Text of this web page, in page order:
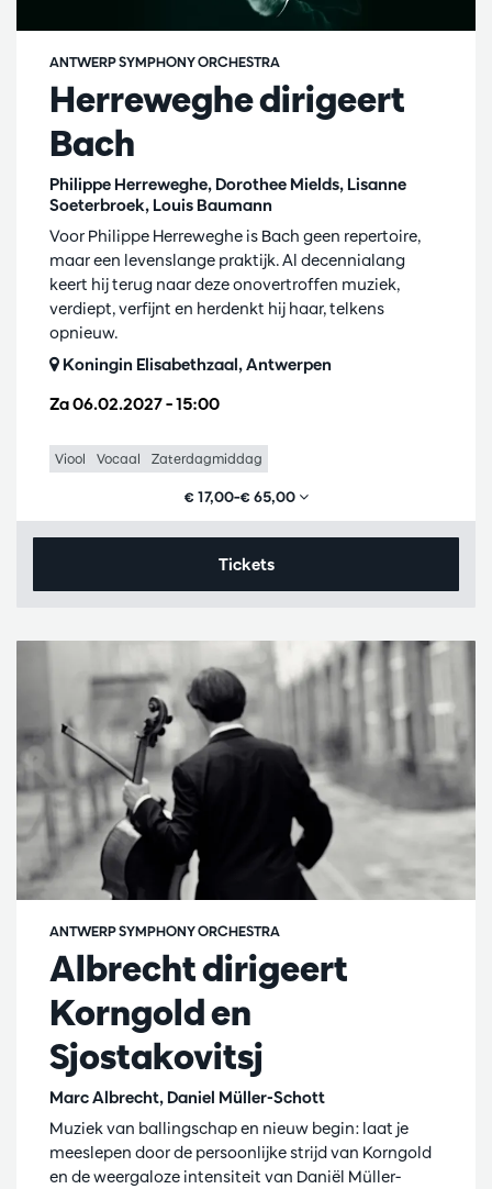
Herreweghe dirigeert
Bach
Philippe Herreweghe, Dorothee Mields, Lisanne
Soeterbroek, Louis Baumann
ANTWERP SYMPHONY ORCHESTRA
Za 06.02.2027– 15:00
Voor Philippe Herreweghe is Bach geen repertoire,
maar een levenslange praktijk. Al decennialang
keert hij terug naar deze onovertroffen muziek,
verdiept, verfijnt en herdenkt hij haar, telkens
opnieuw.
Koningin Elisabethzaal, Antwerpen
Viool Vocaal Zaterdagmiddag
€ 17,00–€ 65,00
Tickets
Albrecht dirigeert
Korngold en
Sjostakovitsj
Marc Albrecht, Daniel Müller-Schott
ANTWERP SYMPHONY ORCHESTRA
Muziek van ballingschap en nieuw begin: laat je
meeslepen door de persoonlijke strijd van Korngold
en de weergaloze intensiteit van Daniël Müller-